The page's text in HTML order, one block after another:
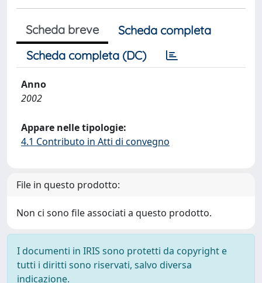
Scheda breve
Scheda completa
Scheda completa (DC)
Anno
2002
Appare nelle tipologie:
4.1 Contributo in Atti di convegno
File in questo prodotto:
Non ci sono file associati a questo prodotto.
I documenti in IRIS sono protetti da copyright e
tutti i diritti sono riservati, salvo diversa
indicazione.